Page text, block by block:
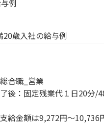
例
歳入社の給与例
合職_営業
後：固定残業代１日20分/
給金額は9,272円～10,736